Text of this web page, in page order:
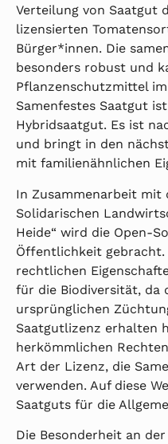
Verteilung von Saatgut
lizensierten
Bürger*innen. Die
besonders robust und
Pflanzenschutzmittel
Samenfestes Saatgut
Hybridsaatgut. Es ist
und bringt in den
mit familienähnlichen
In Zusammenarbeit mit
Solidarischen
Heide“ wird die Open-
Öffentlichkeit
rechtlichen
für die Biodiversität, da
ursprünglichen
Saatgutlizenz erhalten
herkömmlichen
Art der Lizenz, die
verwenden. Auf diese
Saatguts für die
Die Besonderheit an